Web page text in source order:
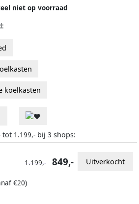
niet op voorraad
koelkasten
tot 1.199,- bij 3 shops:
€20)
1.199,- 849,- Uitverkocht